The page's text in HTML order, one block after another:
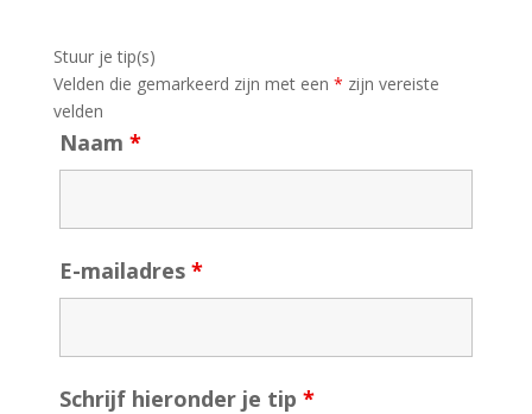
Stuur je tip(s)
Velden die gemarkeerd zijn met een * zijn vereiste
velden
Naam *
E-mailadres *
Schrijf hieronder je tip *